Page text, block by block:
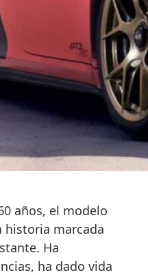
años, el modelo
historia marcada
Ha
ha dado vida